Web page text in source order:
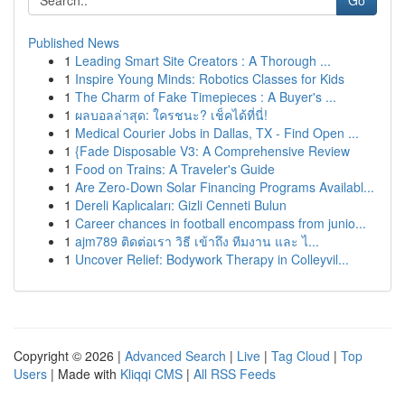
Published News
1 Leading Smart Site Creators : A Thorough ...
1 Inspire Young Minds: Robotics Classes for Kids
1 The Charm of Fake Timepieces : A Buyer's ...
1 ผลบอลล่าสุด: ใครชนะ? เช็คได้ที่นี่!
1 Medical Courier Jobs in Dallas, TX - Find Open ...
1 {Fade Disposable V3: A Comprehensive Review
1 Food on Trains: A Traveler's Guide
1 Are Zero-Down Solar Financing Programs Availabl...
1 Dereli Kaplıcaları: Gizli Cenneti Bulun
1 Career chances in football encompass from junio...
1 ajm789 ติดต่อเรา วิธี เข้าถึง ทีมงาน และ ไ...
1 Uncover Relief: Bodywork Therapy in Colleyvil...
Copyright © 2026 | Advanced Search | Live | Tag Cloud | Top
Users | Made with Kliqqi CMS | All RSS Feeds